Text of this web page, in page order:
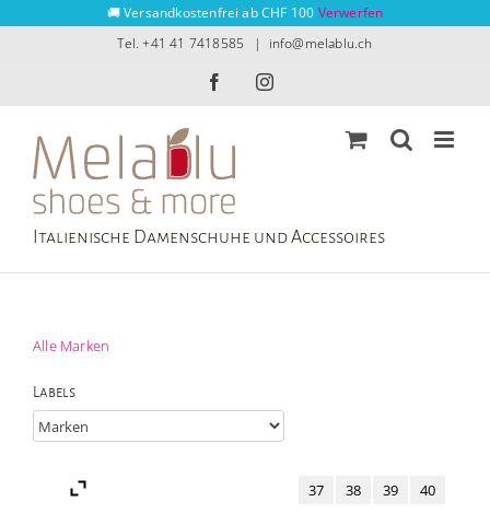
🚚 Versandkostenfrei ab CHF 100 Verwerfen
Tel. +41 41 7418585 | info@melablu.ch
FacebookInstagram
Italienische Damenschuhe und Accessoires
37 38 39 40
Alle Marken
Labels